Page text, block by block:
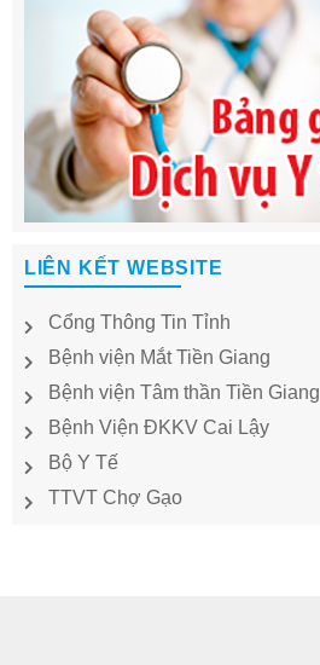
LIÊN KẾT WEBSITE
Cổng Thông Tin Tỉnh
Bệnh viện Mắt Tiền Giang
Bệnh viện Tâm thần Tiền Giang
Bệnh Viện ĐKKV Cai Lậy
Bộ Y Tế
TTVT Chợ Gạo